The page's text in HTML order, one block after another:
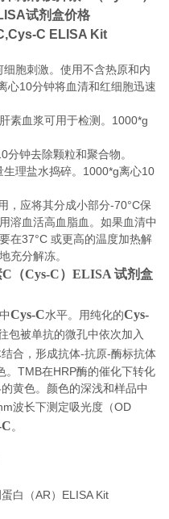
试剂盒价格
C ELISA Kit
刺激。使用不含热原和内
心10分钟将血清和红细胞迅速
血浆可用于检测。1000*g
去除颗粒和聚合物。
盐水捣碎。1000*g离心10
将其分成小部分-70°C保
溶血活高血脂血。如果血清中
在37°C 或更高的温度加热解
充分解冻。
（Cys-C）ELISA 试剂盒
Cys-C水平。用纯化的Cys-
包被单抗的微孔中依次加入
合，形成抗体-抗原-酶标抗体
。TMB在HRP酶的催化下转化
黄色。颜色的深浅和样品中
波长下测定吸光度（OD
。
白（AR）ELISA Kit